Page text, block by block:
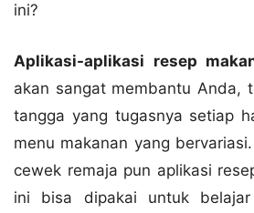
ini?
Aplikasi-aplikasi resep
akan sangat membantu Anda,
tangga yang tugasnya setiap
menu makanan yang
cewek remaja pun aplikasi
ini bisa dipakai untuk